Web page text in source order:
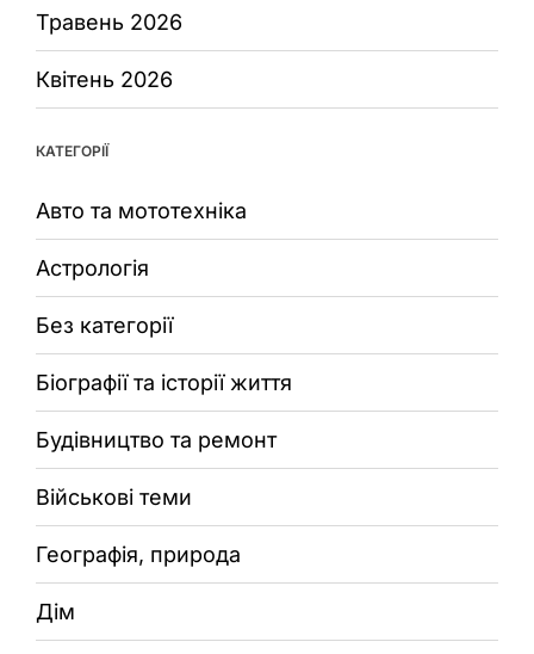
Травень 2026
Квітень 2026
КАТЕГОРІЇ
Авто та мототехніка
Астрологія
Без категорії
Біографії та історії життя
Будівництво та ремонт
Військові теми
Географія, природа
Дім